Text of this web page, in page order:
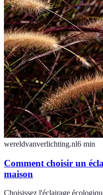
wereldvanverlichting.nl6 min
Comment choisir un
maison
Choisissez l'éclairage